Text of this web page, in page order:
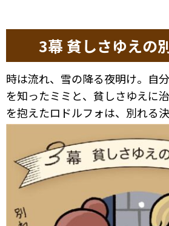
3幕 貧しさゆえの
時は流れ、雪の降る夜明け。自
を知ったミミと、貧しさゆえに
を抱えたロドルフォは、別れる決